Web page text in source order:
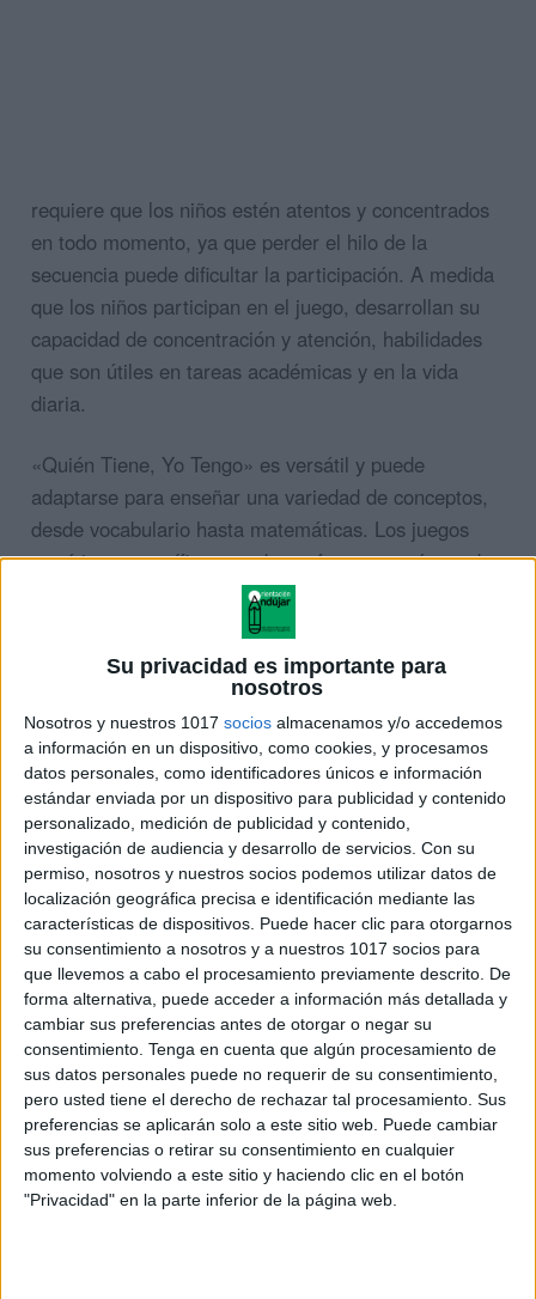
Su privacidad es importante para
nosotros
Nosotros y nuestros 1017 socios almacenamos y/o accedemos
a información en un dispositivo, como cookies, y procesamos
datos personales, como identificadores únicos e información
estándar enviada por un dispositivo para publicidad y contenido
personalizado, medición de publicidad y contenido,
investigación de audiencia y desarrollo de servicios. Con su
permiso, nosotros y nuestros socios podemos utilizar datos de
localización geográfica precisa e identificación mediante las
características de dispositivos. Puede hacer clic para otorgarnos
su consentimiento a nosotros y a nuestros 1017 socios para
que llevemos a cabo el procesamiento previamente descrito. De
forma alternativa, puede acceder a información más detallada y
cambiar sus preferencias antes de otorgar o negar su
consentimiento. Tenga en cuenta que algún procesamiento de
sus datos personales puede no requerir de su consentimiento,
pero usted tiene el derecho de rechazar tal procesamiento. Sus
preferencias se aplicarán solo a este sitio web. Puede cambiar
sus preferencias o retirar su consentimiento en cualquier
momento volviendo a este sitio y haciendo clic en el botón
"Privacidad" en la parte inferior de la página web.
requiere que los niños estén atentos y concentrados
en todo momento, ya que perder el hilo de la
secuencia puede dificultar la participación. A medida
que los niños participan en el juego, desarrollan su
capacidad de concentración y atención, habilidades
que son útiles en tareas académicas y en la vida
diaria.
«Quién Tiene, Yo Tengo» es versátil y puede
adaptarse para enseñar una variedad de conceptos,
desde vocabulario hasta matemáticas. Los juegos
temáticos específicos pueden enfocarse en áreas de
aprendizaje específicas, como operaciones
matemáticas, conceptos de tiempo o vocabulario en
un segundo idioma. Esto hace que el juego sea una
herramienta efectiva para reforzar el aprendizaje
académico de manera lúdica.
Los juegos son una parte fundamental del desarrollo
infantil, y «Quién Tiene, Yo Tengo» es uno de esos
juegos que ofrece una experiencia educativa y social
valiosa para los niños. Este juego, a menudo
conocido como «I Have, Who Has» en inglés, se ha
convertido en una herramienta popular para enseñar
y aprender en el aula.
Uno de los aspectos más notables de jugar a «Quién
Tiene, Yo Tengo» es que fomenta las habilidades de
comunicación. Los niños deben escuchar
atentamente para identificar si tienen la carta o
información que sigue en la secuencia del juego.
Luego, deben expresar claramente su respuesta para